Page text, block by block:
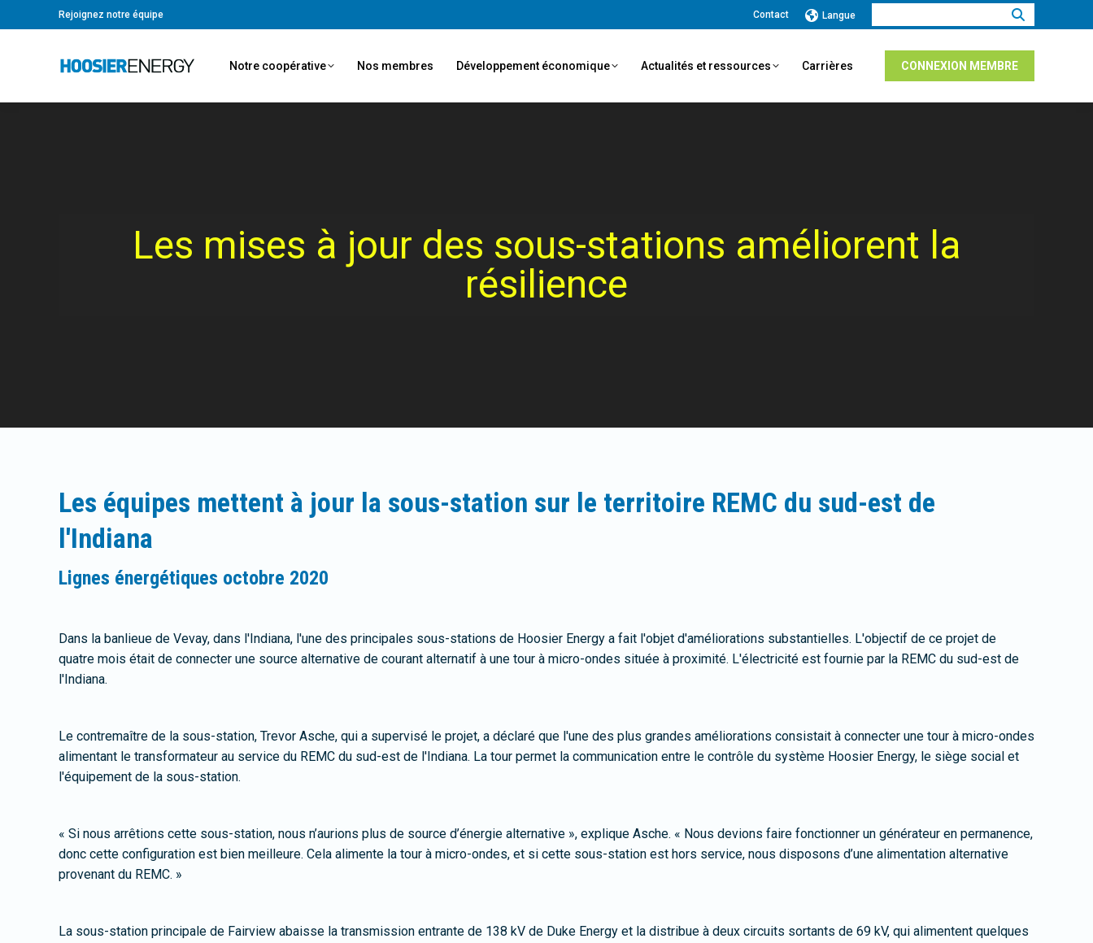
Rejoignez notre équipe Contact Langue
:
Notre coopérative Nos membres Développement économique Actualités et ressources Carrières CONNEXION MEMBRE
Les mises à jour des sous-stations améliorent la
résilience
Les équipes mettent à jour la sous-station sur le territoire REMC du sud-est de
l'Indiana
Lignes énergétiques octobre 2020
Dans la banlieue de Vevay, dans l'Indiana, l'une des principales sous-stations de Hoosier Energy a fait l'objet d'améliorations substantielles. L'objectif de ce projet de
quatre mois était de connecter une source alternative de courant alternatif à une tour à micro-ondes située à proximité. L'électricité est fournie par la REMC du sud-est de
l'Indiana.
Le contremaître de la sous-station, Trevor Asche, qui a supervisé le projet, a déclaré que l'une des plus grandes améliorations consistait à connecter une tour à micro-ondes
alimentant le transformateur au service du REMC du sud-est de l'Indiana. La tour permet la communication entre le contrôle du système Hoosier Energy, le siège social et
l'équipement de la sous-station.
« Si nous arrêtions cette sous-station, nous n’aurions plus de source d’énergie alternative », explique Asche. « Nous devions faire fonctionner un générateur en permanence,
donc cette configuration est bien meilleure. Cela alimente la tour à micro-ondes, et si cette sous-station est hors service, nous disposons d’une alimentation alternative
provenant du REMC. »
La sous-station principale de Fairview abaisse la transmission entrante de 138 kV de Duke Energy et la distribue à deux circuits sortants de 69 kV, qui alimentent quelques